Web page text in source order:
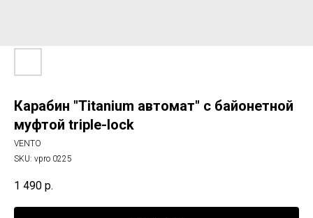
Карабин "Titanium автомат" с байонетной
муфтой triple-lock
VENTO
SKU: vpro 0225
1 490 р.